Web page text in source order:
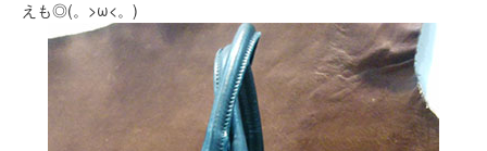
えも◎(。>ω<。)